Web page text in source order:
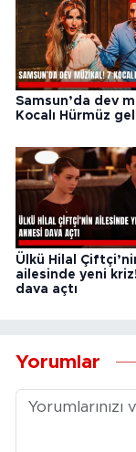
Samsun’da dev
Kocalı Hürmüz
Ülkü Hilal
ailesinde yeni
dava açtı
Yorumlar